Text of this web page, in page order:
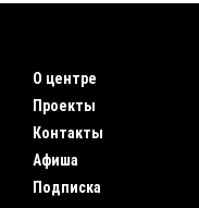
О центре
Проекты
Контакты
Афиша
Подписка